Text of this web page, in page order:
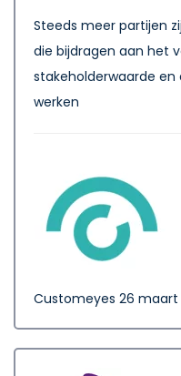
Steeds meer partijen
die bijdragen aan het
stakeholderwaarde
werken
Customeyes 26 maart